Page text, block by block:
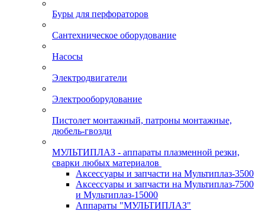
Буры для перфораторов
Сантехническое оборудование
Насосы
Электродвигатели
Электрооборудование
Пистолет монтажный, патроны монтажные,
дюбель-гвозди
МУЛЬТИПЛАЗ - аппараты плазменной резки,
сварки любых материалов
Аксессуары и запчасти на Мультиплаз-3500
Аксессуары и запчасти на Мультиплаз-7500
и Мультиплаз-15000
Аппараты "МУЛЬТИПЛАЗ"